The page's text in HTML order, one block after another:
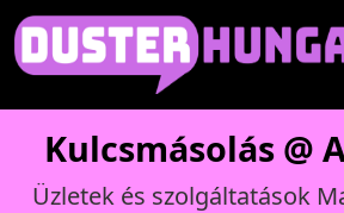
Kulcsmásolás @
Üzletek és szolgáltatások